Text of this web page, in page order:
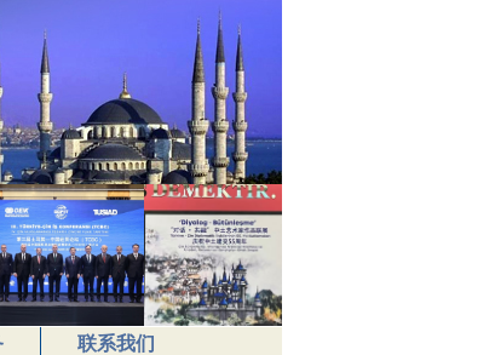
联系我们